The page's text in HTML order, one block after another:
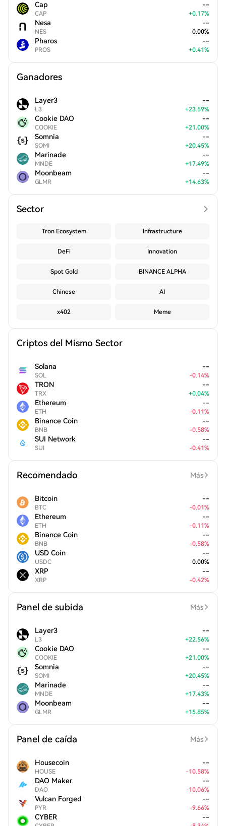
Cap
CAP
--
+0.17%
Nesa
NES
--
0.00%
Pharos
PROS
--
+0.41%
Ganadores
Layer3
L3
--
+23.59%
Cookie DAO
COOKIE
--
+21.00%
Somnia
SOMI
--
+20.45%
Marinade
MNDE
--
+17.49%
Moonbeam
GLMR
--
+14.63%
Sector
Tron Ecosystem Infrastructure
DeFi Innovation
Spot Gold BINANCE ALPHA
Chinese AI
x402 Meme
Criptos del Mismo Sector
Solana
SOL
--
-0.14%
TRON
TRX
--
+0.04%
Ethereum
ETH
--
-0.11%
Binance Coin
BNB
--
-0.58%
SUI Network
SUI
--
-0.41%
Recomendado Más
Bitcoin
BTC
--
-0.01%
Ethereum
ETH
--
-0.11%
Binance Coin
BNB
--
-0.58%
USD Coin
USDC
--
0.00%
XRP
XRP
--
-0.42%
Panel de subida Más
Layer3
L3
--
+22.56%
Cookie DAO
COOKIE
--
+21.00%
Somnia
SOMI
--
+20.45%
Marinade
MNDE
--
+17.43%
Moonbeam
GLMR
--
+15.85%
Panel de caída Más
Housecoin
HOUSE
--
-10.58%
DAO Maker
DAO
--
-10.06%
Vulcan Forged
PYR
--
-9.66%
CYBER --